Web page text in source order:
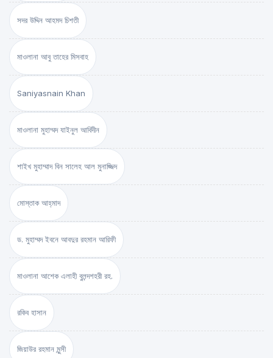
সদর উদ্দিন আহমদ চিশতী
মাওলানা আবু তাহের মিসবাহ
Saniyasnain Khan
মাওলানা মুহাম্মদ যাইনুল আবিদীন
শাইখ মুহাম্মাদ বিন সালেহ আল মুনাজ্জিদ
মোস্তাক আহ্‌মাদ
ড. মুহাম্মদ ইবনে আবদুর রহমান আরিফী
মাওলানা আশেক এলাহী বুলন্দশহরী রহ.
রকিব হাসান
জিয়াউর রহমান মুন্সী